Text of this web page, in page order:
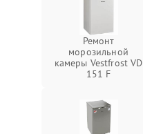
Ремонт
морозильной
камеры Vestfrost VD
151 F